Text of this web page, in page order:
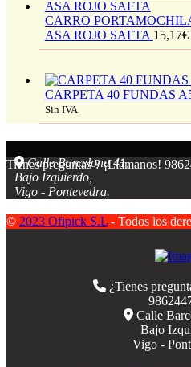
CARRO
ASA ROJO SAFTA 15,17€
CARPETA 40 FUNDAS
Sin IVA
Tienes preguntas ? ¡Llámanos!
Calle Barcelona 41,
Bajo Izquierdo,
Vigo - Pontevedra.
© 2023 Ofipick S.L - Todos los
¿Tienes
Calle
Bajo
Vigo -